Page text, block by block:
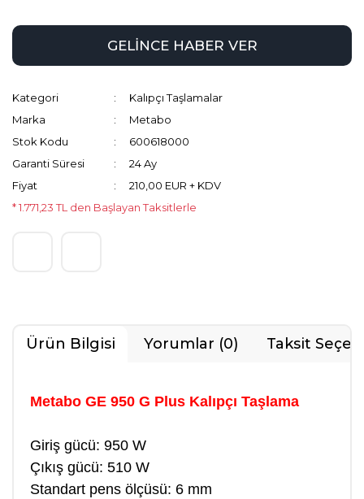
GELİNCE HABER VER
Kategori
Kalıpçı Taşlamalar
Marka
Metabo
Stok Kodu
600618000
Garanti Süresi
24 Ay
Fiyat
210,00 EUR + KDV
* 1.771,23 TL den Başlayan Taksitlerle
Ürün Bilgisi Yorumlar (0) Taksit
Metabo GE 950 G Plus Kalıpçı Taşlama
Giriş gücü: 950 W
Çıkış gücü: 510 W
Standart pens ölçüsü: 6 mm